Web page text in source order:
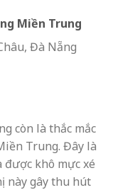
Miền Trung
Đà Nẵng
còn là thắc mắc
Trung. Đây là
khô mực xé
này gây thu hút